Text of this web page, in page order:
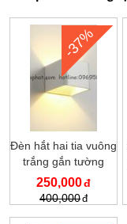
-37%
Đèn hắt hai tia vuông
trắng gắn tường
RA39WH-2
250,000
400,000